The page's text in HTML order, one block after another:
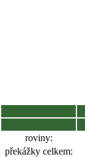
roviny:
překážky celkem: